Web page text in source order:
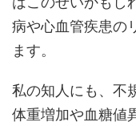
病や心血管疾患の
ます。
私の知人にも、不
体重増加や血糖値